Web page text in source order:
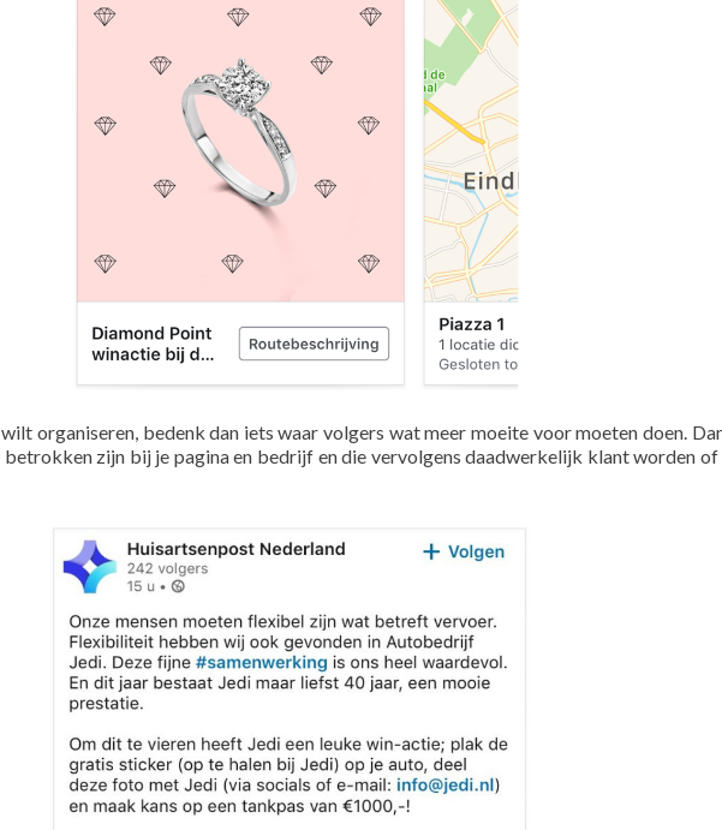
organiseren, bedenk dan iets waar volgers wat meer moeite voor moeten doen.
betrokken zijn bij je pagina en bedrijf en die vervolgens daadwerkelijk klant worden